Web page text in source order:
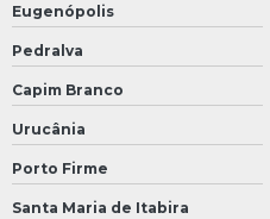
Eugenópolis
Pedralva
Capim Branco
Urucânia
Porto Firme
Santa Maria de Itabira